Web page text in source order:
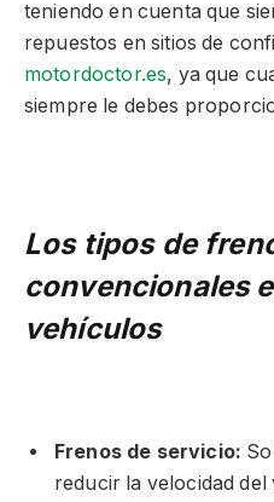
teniendo en cuenta que
repuestos en sitios de
motordoctor.es, ya que
siempre le debes
Los tipos de
convencionales
vehículos
Frenos de servicio:
reducir la velocidad